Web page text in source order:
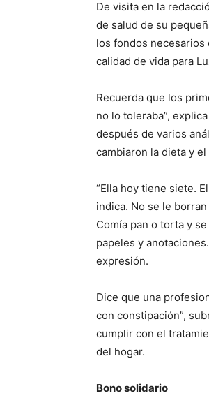
De visita en la
de salud de su
los fondos
calidad de vida para
Recuerda que los
no lo toleraba”,
después de varios
cambiaron la dieta y
“Ella hoy tiene siete.
indica. No se le
Comía pan o torta y
papeles y
expresión.
Dice que una
con constipación”,
cumplir con el
del hogar.
Bono solidario